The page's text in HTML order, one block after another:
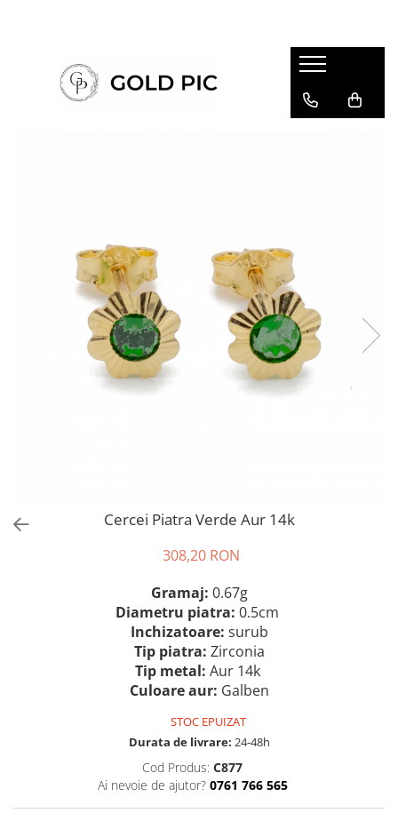
Cercei Piatra Verde Aur 14k
308,20 RON
Gramaj: 0.67g
Diametru piatra: 0.5cm
Inchizatoare: surub
Tip piatra: Zirconia
Tip metal: Aur 14k
Culoare aur: Galben
STOC EPUIZAT
Durata de livrare: 24-48h
Cod Produs: C877
Ai nevoie de ajutor? 0761 766 565